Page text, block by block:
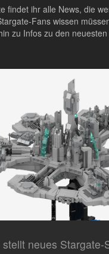
findet ihr alle News, die
Fans wissen
zu Infos zu den
neues Stargate-